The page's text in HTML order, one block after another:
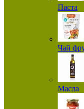
Паста
Чай
Масла